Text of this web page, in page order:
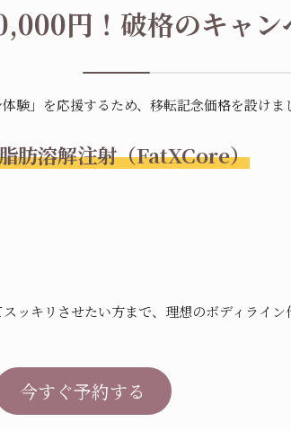
円！破格のキャ
験」を応援するため、移転記念価格を設けま
肪溶解注射（FatXCore）
ッキリさせたい方まで、理想のボディライン
今すぐ予約する